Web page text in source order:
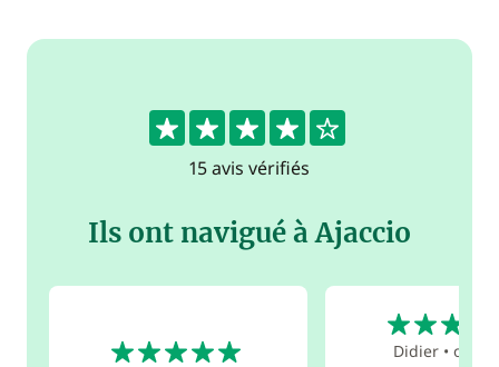
4.4
15 avis vérifiés
Ils ont navigué à Ajaccio
Didier• oct.